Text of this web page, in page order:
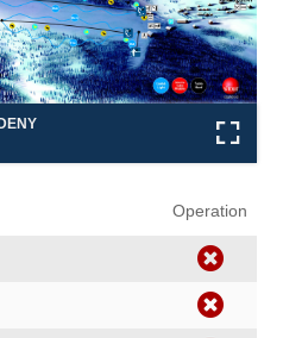
Den
Det
Fre
❌
❌
❌
Operation